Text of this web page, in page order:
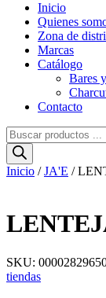
Inicio
Quienes
Zona de
Marcas
Catálogo
Bares
Contacto
Búsqueda
de
productos
Inicio /JA'E /
SKU:
tiendas